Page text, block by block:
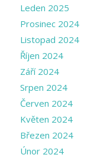
Leden 2025
Prosinec 2024
Listopad 2024
Říjen 2024
Září 2024
Srpen 2024
Červen 2024
Květen 2024
Březen 2024
Únor 2024